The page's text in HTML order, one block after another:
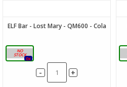
ELF Bar - Lost Mary - QM600 - Cola
20mg
0x
- +